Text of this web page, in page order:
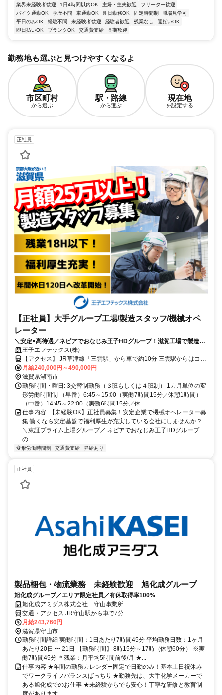
業界未経験者歓迎 1日4時間以内OK 主婦・主夫歓迎
フリーター歓迎
バイク通勤OK
学歴不問 車通勤OK 即日勤務OK 固定時間制
職場見学可
平日のみOK
経験不問 未経験者歓迎 経験者歓迎 残業なし
週払いOK
即日払いOK
ブランクOK 交通費支給 長期歓迎
勤務地も選ぶと見つけやすくなるよ
市区町村
から選ぶ
駅・路線
から選ぶ
現在地
を設定する
正社員
【正社員】大手グループ工場/製造スタッフ/機械オペ
レーター
＼安定×高待遇／ネピアでおなじみ王子HDグループ！滋賀工場で製造ス
タッフ大募集！未経験OK・寮完備・賞与年2回！
王子エフテックス(株)
【アクセス】 JR草津線「三雲駅」から車で約10分 三雲駅からはコミ
ュニティバスも運行しており、通勤も安心 面接時の交通費（新幹
線・電車・バス代）会社負担！ 【周辺環境】 滋賀工場のある湖南市
は、自然と生活のバランスが取れた住みやすい地域です。 ✅生活施設
が充実！ 近隣にはスーパー、ドラッグストア、保育園、病院などが
揃っており、日常生活に便利な環境です。 ✅観光・レジャーも楽しめ
る！ ・十二坊温泉ゆらら：温泉＆プールでリフレッシュ ・岩根山 善
水寺：国宝の本堂がある歴史的名所 ・にごり池自然公園：四季折々
の自然が楽しめる癒しスポット ✅静かで落ち着いた環境 都会の喧騒
から離れ、自然に囲まれた穏やかな地域で、仕事とプライベートの両
立がしやすいです。 ✅都市部へのアクセスも良好！ 滋賀県の南に位
な立地です。 【職場環境】 原則屋内禁煙 喫煙室あり（分煙対応） ---
--------------------------- アクセス: 【通勤アクセス】 * JR草津線「三雲
駅」より車で約10分 * 借上げ寮から工場までは車で約10分圏内 * 通勤
ばさらに生活費を抑えられます * 光熱費は自己負担です U・Iターンに
も対応！ * 敷金・礼金ゼロ * 地方からの移住者も多数活躍中！ ---------
---------------------
月給240,000円～490,000円
滋賀県湖南市
勤務時間・曜日: 3交替制勤務（３班もしくは４班制） 1カ月単位の変
形労働時間制 （早番）6:45～15:00（実働7時間15分／休憩1時間）
（中番）14:45～22:00（実働6時間15分／休...
仕事内容: 【未経験OK】正社員募集！安定企業で機械オペレーター募
集 働くなら安定基盤で福利厚生が充実している会社にしませんか？
＼東証プライム上場グループ／ ネピアでおなじみ王子HDグループ
の...
変形労働時間制 交通費支給 昇給あり
正社員
製品梱包・物流業務 未経験歓迎 旭化成グループ
旭化成グループ／エリア限定社員／有休取得率100%
旭化成アミダス株式会社 守山事業所
交通・アクセス JR守山駅から車で7分
月給243,760円
滋賀県守山市
勤務時間詳細 実働時間：1日あたり7時間45分 平均勤務日数：1ヶ月
あたり20日 〜 21日 【勤務時間】 8時15分～17時（休憩60分） ※実
働7時間45分 ＊残業：月平均5時間前後/月 ★...
仕事内容 ★年間の勤務カレンダー固定で日勤のみ！基本土日祝休み
でワークライフバランスばっちり ★勤務先は、大手化学メーカーで
ある旭化成でのお仕事 ★未経験からでも安心！丁寧な研修と教育制
度があります。...